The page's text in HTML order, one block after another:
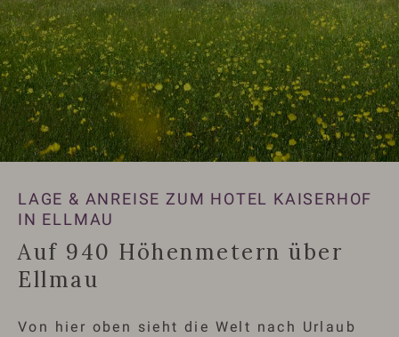
LAGE & ANREISE ZUM HOTEL KAISERHOF
IN ELLMAU
Auf 940 Höhenmetern über
Ellmau
Von hier oben sieht die Welt nach Urlaub